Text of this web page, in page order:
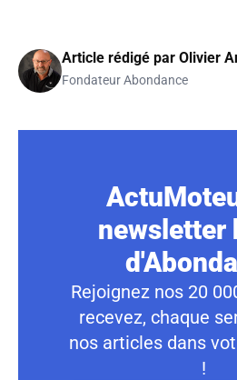
Article rédigé par Olivier
Fondateur Abondance
newsletter
Rejoignez nos 20
recevez, chaque
nos articles dans
!